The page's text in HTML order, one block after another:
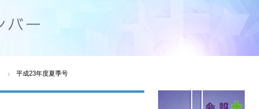
平成23年度夏季号